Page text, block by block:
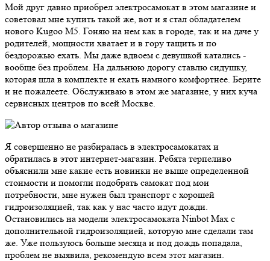
Мой друг давно приобрел электросамокат в этом магазине и
советовал мне купить такой же, вот и я стал обладателем
нового Kugoo M5. Гоняю на нем как в городе, так и на даче у
родителей, мощности хватает и в гору тащить и по
бездорожью ехать. Мы даже вдвоем с девушкой катались -
вообще без проблем. На дальнюю дорогу ставлю сидушку,
которая шла в комплекте и ехать намного комфортнее. Берите
и не пожалеете. Обслуживаю в этом же магазине, у них куча
сервисных центров по всей Москве.
Я совершенно не разбиралась в электросамокатах и
обратилась в этот интернет-магазин. Ребята терпеливо
объяснили мне какие есть новинки не выше определенной
стоимости и помогли подобрать самокат под мои
потребности, мне нужен был транспорт с хорошей
гидроизоляцией, так как у нас часто идут дожди.
Остановились на модели электросамоката Ninbot Max с
дополнительной гидроизоляцией, которую мне сделали там
же. Уже пользуюсь больше месяца и под дождь попадала,
проблем не выявила, рекомендую всем этот магазин.